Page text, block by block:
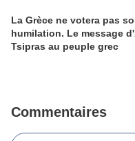
La Grèce ne votera pas
humilation. Le message
Tsipras au peuple grec
Commentaires